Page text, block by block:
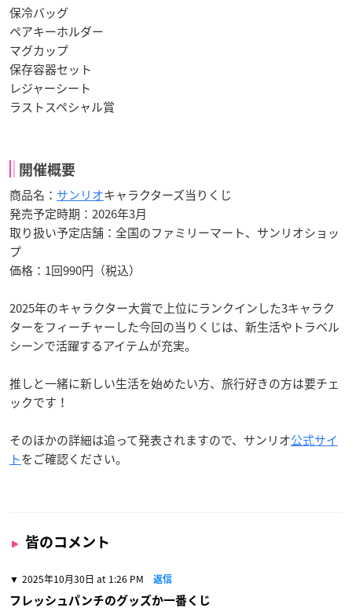
保冷バッグ
ペアキーホルダー
マグカップ
保存容器セット
レジャーシート
ラストスペシャル賞
開催概要
商品名： サンリオキャラクターズ当りくじ
発売予定時期：2026年3月
取り扱い予定店舗：全国のファミリーマート、サンリオショッ
プ
価格：1回990円（税込）
2025年のキャラクター大賞で上位にランクインした3キャラク
ターをフィーチャーした今回の当りくじは、新生活やトラベル
シーンで活躍するアイテムが充実。
推しと一緒に新しい生活を始めたい方、旅行好きの方は要チェ
ックです！
そのほかの詳細は追って発表されますので、サンリオ公式サイ
トをご確認ください。
皆のコメント
2025年10月30日 at 1:26 PM 返信
フレッシュパンチのグッズか一番くじ